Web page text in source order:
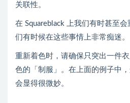
关联性。
在 Squareblack 上我们有时甚至
们有时候在这些事情上非常痴迷。
重新着色时，请确保只突出一件
色的「制服」。在上面的例子中
会显得很微妙。